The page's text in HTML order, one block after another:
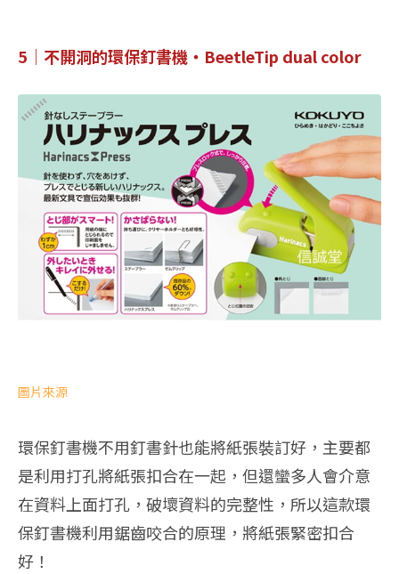
5｜不開洞的環保釘書機・BeetleTip dual color
圖片來源
環保釘書機不用釘書針也能將紙張裝訂好，主要都
是利用打孔將紙張扣合在一起，但還蠻多人會介意
在資料上面打孔，破壞資料的完整性，所以這款環
保釘書機利用鋸齒咬合的原理，將紙張緊密扣合
好！